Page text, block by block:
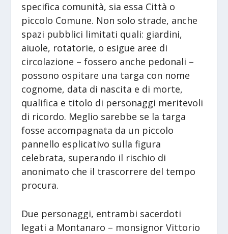
specifica comunità, sia essa Città o
piccolo Comune. Non solo strade, anche
spazi pubblici limitati quali: giardini,
aiuole, rotatorie, o esigue aree di
circolazione – fossero anche pedonali –
possono ospitare una targa con nome
cognome, data di nascita e di morte,
qualifica e titolo di personaggi meritevoli
di ricordo. Meglio sarebbe se la targa
fosse accompagnata da un piccolo
pannello esplicativo sulla figura
celebrata, superando il rischio di
anonimato che il trascorrere del tempo
procura.
Due personaggi, entrambi sacerdoti
legati a Montanaro – monsignor Vittorio